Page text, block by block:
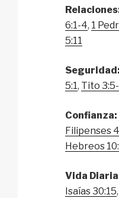
6:1-4, 1
5:11
Seguridad:
5:1, Tito
Confianza:
Filipenses
Hebreos
Vida
Isaías 30:15,